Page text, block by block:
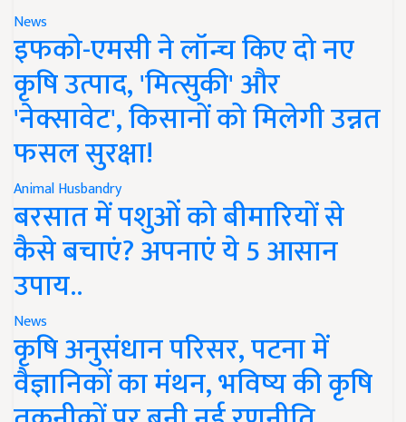
News
इफको-एमसी ने लॉन्च किए दो नए
कृषि उत्पाद, 'मित्सुकी' और
'नेक्सावेट', किसानों को मिलेगी उन्नत
फसल सुरक्षा!
Animal Husbandry
बरसात में पशुओं को बीमारियों से
कैसे बचाएं? अपनाएं ये 5 आसान
उपाय..
News
कृषि अनुसंधान परिसर, पटना में
वैज्ञानिकों का मंथन, भविष्य की कृषि